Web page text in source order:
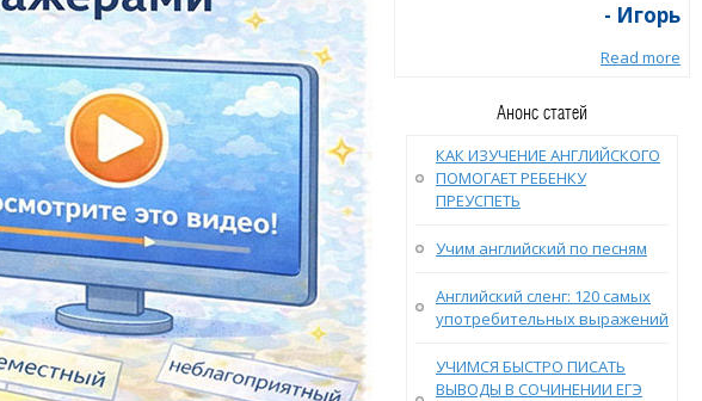
- Игорь
Read more
- Игорь
Read more
- Игорь
Read more
Анонс статей
КАК ИЗУЧЕНИЕ АНГЛИЙСКОГО
ПОМОГАЕТ РЕБЕНКУ
ПРЕУСПЕТЬ
Учим английский по песням
Английский сленг: 120 самых
употребительных выражений
УЧИМСЯ БЫСТРО ПИСАТЬ
ВЫВОДЫ В СОЧИНЕНИИ ЕГЭ